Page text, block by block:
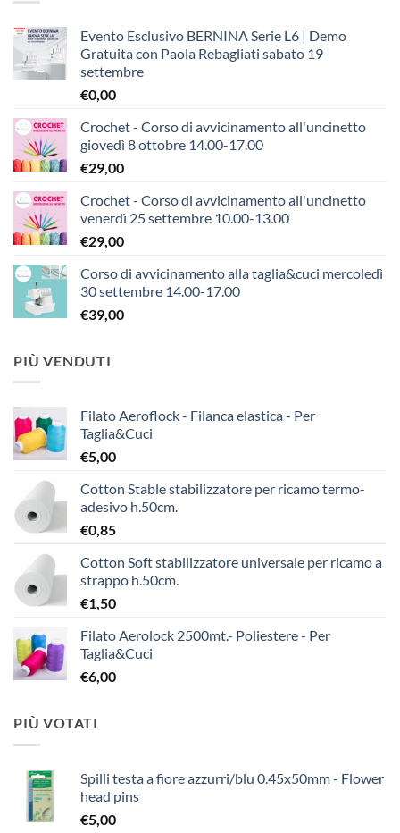
Evento Esclusivo BERNINA Serie L6 | Demo
Gratuita con Paola Rebagliati sabato 19
settembre
€0,00
Crochet - Corso di avvicinamento all'uncinetto
giovedì 8 ottobre 14.00-17.00
€29,00
Crochet - Corso di avvicinamento all'uncinetto
venerdì 25 settembre 10.00-13.00
€29,00
Corso di avvicinamento alla taglia&cuci mercoledì
30 settembre 14.00-17.00
€39,00
PIÙ VENDUTI
Filato Aeroflock - Filanca elastica - Per
Taglia&Cuci
€5,00
Cotton Stable stabilizzatore per ricamo termo-
adesivo h.50cm.
€0,85
Cotton Soft stabilizzatore universale per ricamo a
strappo h.50cm.
€1,50
Filato Aerolock 2500mt.- Poliestere - Per
Taglia&Cuci
€6,00
PIÙ VOTATI
Spilli testa a fiore azzurri/blu 0.45x50mm - Flower
head pins
€5,00